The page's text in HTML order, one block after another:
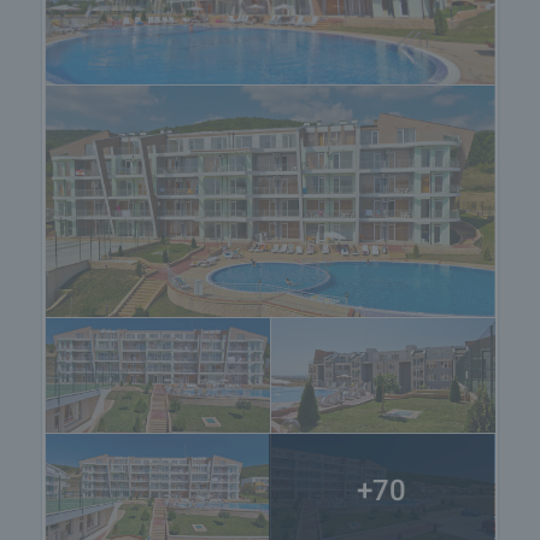
„Сънсет Кошарица” се намира в район,
определен като еко зона, включена в
програмата „Натура 2000” и е част от местен
проект за енергийна ефективност. Тези два
ключови фактора са вложени в дизайна и
строителството на комплекса за да гарантират,
че и предприемачът, и собствениците на
апартаменти ще допринасят за опазването и
защитата на околната среда в района.
Техническа спецификация:
„Сънсет Кошарица III” е построен с
висококачествени материали, ползвайки
традиционни и модерни строителни технологии,
с цел да се предложат елегантни и удобни за
ползване и поддръжка ваканционни домове:
студ;
• Гладко измазани и шпакловани вътрешни
стени (не е ползван гипсокартон);
+70